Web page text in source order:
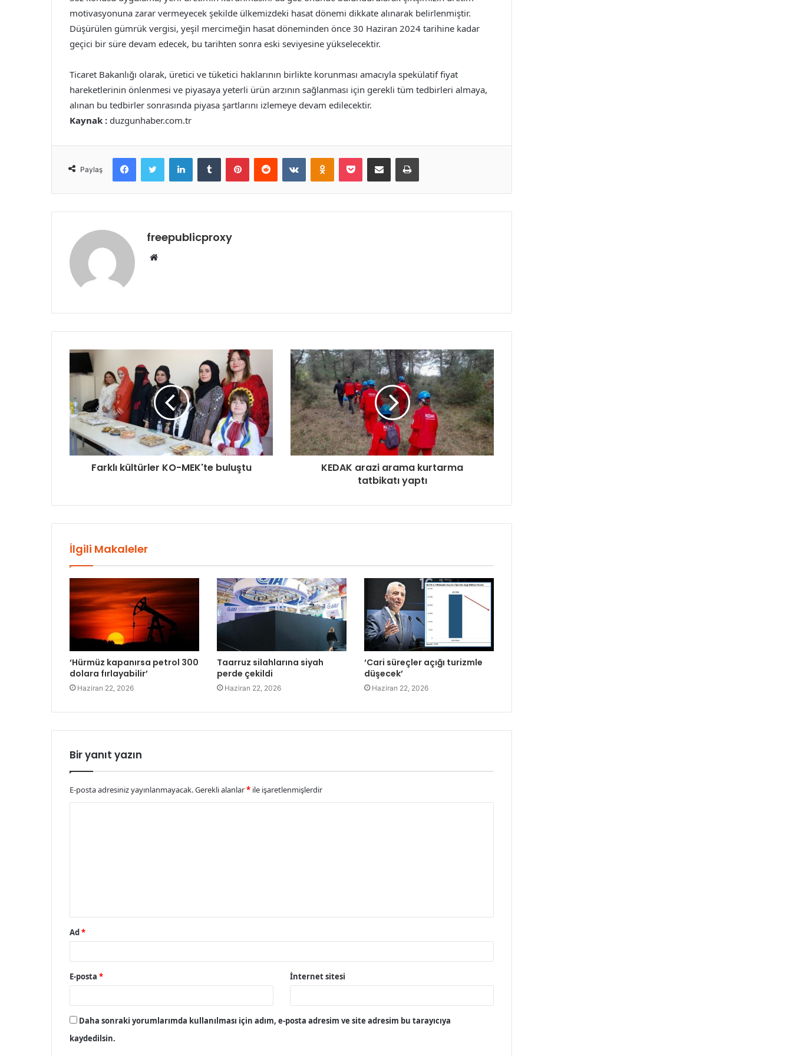
motivasyonuna zarar vermeyecek şekilde ülkemizdeki hasat dönemi dikkate alınarak belirlenmiştir.
Düşürülen gümrük vergisi, yeşil mercimeğin hasat döneminden önce 30 Haziran 2024 tarihine kadar
geçici bir süre devam edecek, bu tarihten sonra eski seviyesine yükselecektir.
Ticaret Bakanlığı olarak, üretici ve tüketici haklarının birlikte korunması amacıyla spekülatif fiyat
hareketlerinin önlenmesi ve piyasaya yeterli ürün arzının sağlanması için gerekli tüm tedbirleri almaya,
alınan bu tedbirler sonrasında piyasa şartlarını izlemeye devam edilecektir.
Kaynak : duzgunhaber.com.tr
Paylaş
FacebookTwitter LinkedInTumblr PinterestReddit VKontakteOdnoklassniki
Pocket E-Posta ile paylaş Yazdır
freepublicproxy
Web
Farklı kültürler KO-MEK'te buluştu
KEDAK arazi arama kurtarma
tatbikatı yaptı
İlgili Makaleler
‘Hürmüz kapanırsa petrol 300
dolara fırlayabilir’
Haziran 22, 2026
Taarruz silahlarına siyah
perde çekildi
Haziran 22, 2026
‘Cari süreçler açığı turizmle
düşecek’
Haziran 22, 2026
Bir yanıt yazın
E-posta adresiniz yayınlanmayacak.Gerekli alanlar* ile işaretlenmişlerdir
Ad*
E-posta * İnternet sitesi
Daha sonraki yorumlarımda kullanılması için adım, e-posta adresim ve site adresim bu tarayıcıya
kaydedilsin.